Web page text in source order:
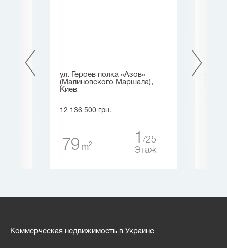
ул. Героев полка «Азов»
(Малиновского Маршала),
Киев
12 136 500 грн.
79 m2 1
25
Этаж
Коммерческая недвижимость в Украине